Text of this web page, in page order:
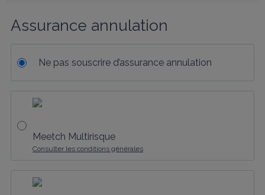
Assurance annulation
Ne pas souscrire d’assurance annulation
Meetch Multirisque
Consulter les conditions générales